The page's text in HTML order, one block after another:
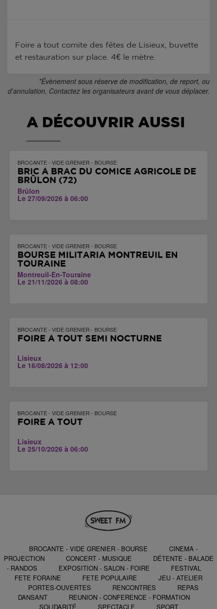
Foire a tout comite des fêtes de Lisieux, buvette
et restauration sur place. 4€ le mètre.
*Évènement sous réserve de modification, de report, ou
d'annulation. Contactez les organisateurs avant de vous déplacer.
A DÉCOUVRIR AUSSI
BROCANTE - VIDE GRENIER - BOURSE
BRIC À BRAC DU COMICE AGRICOLE DE
BRÛLON (72)
Brûlon
Le 27/09/2026 à 06:00
BROCANTE - VIDE GRENIER - BOURSE
BOURSE MILITARIA MONTREUIL EN
TOURAINE
Montreuil-En-Touraine
Le 21/11/2026 à 08:00
BROCANTE - VIDE GRENIER - BOURSE
FOIRE À TOUT SEMI NOCTURNE
Lisieux
Le 16/08/2026 à 12:00
BROCANTE - VIDE GRENIER - BOURSE
FOIRE À TOUT
Lisieux
Le 25/10/2026 à 06:00
BROCANTE - VIDE GRENIER - BOURSE
CINEMA -
PROJECTION
CONCERT - MUSIQUE
DÉTENTE - BALADE
- RANDOS
EXPOSITION - SALON - FOIRE
FESTIVAL
FETE FORAINE
FETE POPULAIRE
JEU - ATELIER
PORTES-OUVERTES
RENCONTRES
REPAS
DANSANT
REUNION - CONFERENCE - FORMATION
SOLIDARITÉ
SPECTACLE SPORT